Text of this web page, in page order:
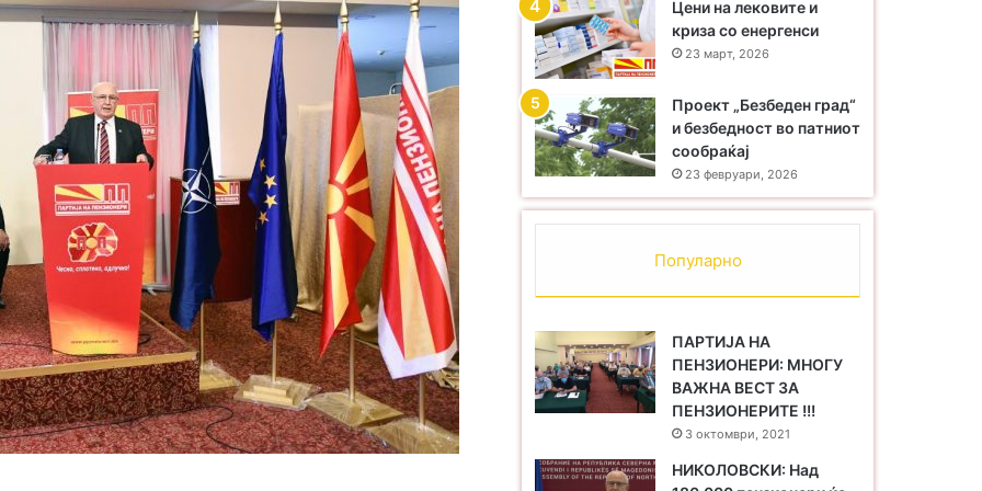
Цени на лековите и
криза со енергенси
23 март, 2026
Проект „Безбеден град“
и безбедност во патниот
сообраќај
23 февруари, 2026
Популарно
ПАРТИЈА НА
ПЕНЗИОНЕРИ: МНОГУ
ВАЖНА ВЕСТ ЗА
ПЕНЗИОНЕРИТЕ !!!
3 октомври, 2021
НИКОЛОВСКИ: Над